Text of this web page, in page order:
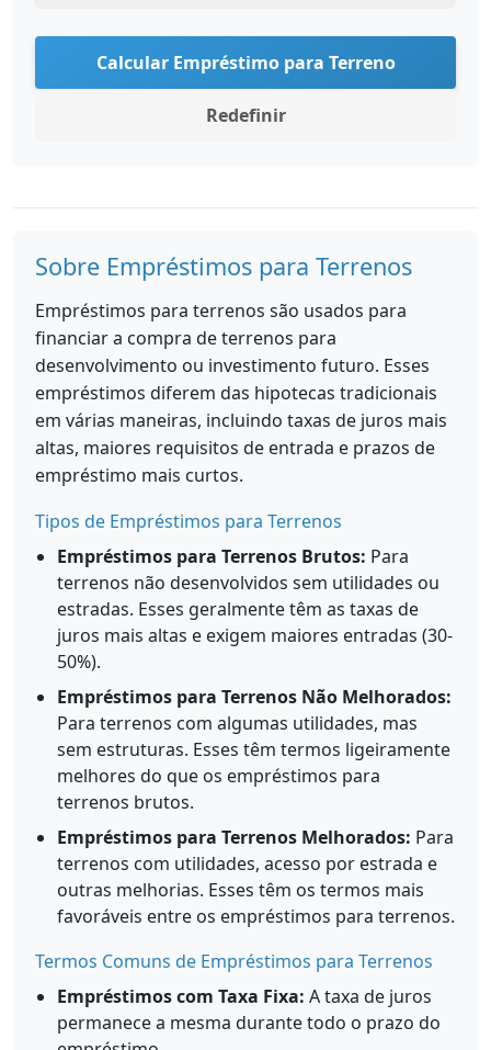
Calcular Empréstimo para Terreno
Redefinir
Sobre Empréstimos para Terrenos
Empréstimos para terrenos são usados para
financiar a compra de terrenos para
desenvolvimento ou investimento futuro. Esses
empréstimos diferem das hipotecas tradicionais
em várias maneiras, incluindo taxas de juros mais
altas, maiores requisitos de entrada e prazos de
empréstimo mais curtos.
Tipos de Empréstimos para Terrenos
Empréstimos para Terrenos Brutos: Para
terrenos não desenvolvidos sem utilidades ou
estradas. Esses geralmente têm as taxas de
juros mais altas e exigem maiores entradas (30-
50%).
Empréstimos para Terrenos Não Melhorados:
Para terrenos com algumas utilidades, mas
sem estruturas. Esses têm termos ligeiramente
melhores do que os empréstimos para
terrenos brutos.
Empréstimos para Terrenos Melhorados: Para
terrenos com utilidades, acesso por estrada e
outras melhorias. Esses têm os termos mais
favoráveis entre os empréstimos para terrenos.
Termos Comuns de Empréstimos para Terrenos
Empréstimos com Taxa Fixa: A taxa de juros
permanece a mesma durante todo o prazo do